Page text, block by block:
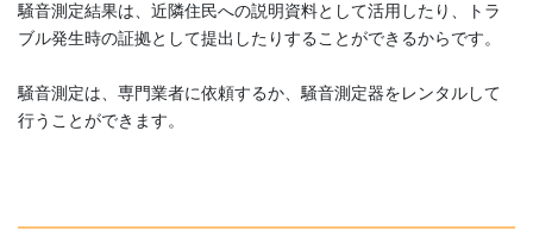
騒音測定結果は、近隣住民への説明資料として活用したり、トラ
ブル発生時の証拠として提出したりすることができるからです。
騒音測定は、専門業者に依頼するか、騒音測定器をレンタルして
行うことができます。